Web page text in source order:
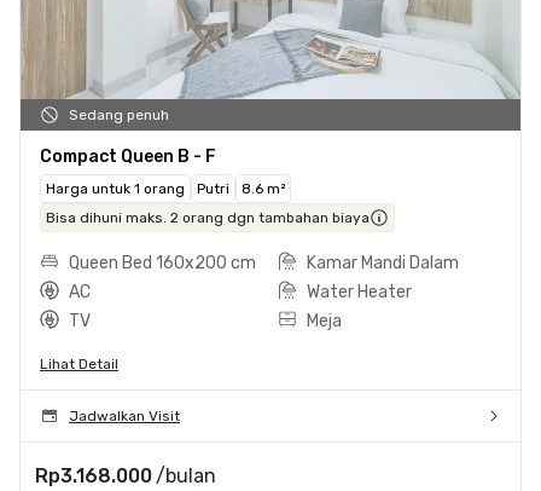
Sedang penuh
Compact Queen B - F
Harga untuk 1 orang Putri
8.6 m²
Bisa dihuni maks. 2 orang dgn tambahan biaya
Queen Bed 160x200 cm
Kamar Mandi Dalam
AC
Water Heater
TV
Meja
Lihat Detail
Jadwalkan Visit
Rp3.168.000 /bulan